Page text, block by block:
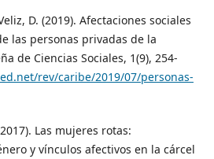
D. (2019). Afectaciones sociales
las personas privadas de la
de Ciencias Sociales, 1(9), 254-
rev/caribe/2019/07/personas-
Las mujeres rotas:
y vínculos afectivos en la cárcel